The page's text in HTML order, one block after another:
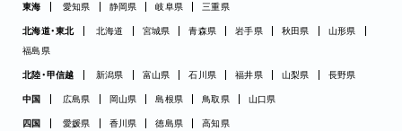
東海 愛知県 静岡県 岐阜県 三重県
北海道・東北 北海道 宮城県 青森県 岩手県 秋田県
山形県
福島県
北陸・甲信越 新潟県 富山県 石川県 福井県 山梨県 長野県
中国 広島県 岡山県 島根県 鳥取県 山口県
四国 愛媛県 香川県 徳島県 高知県